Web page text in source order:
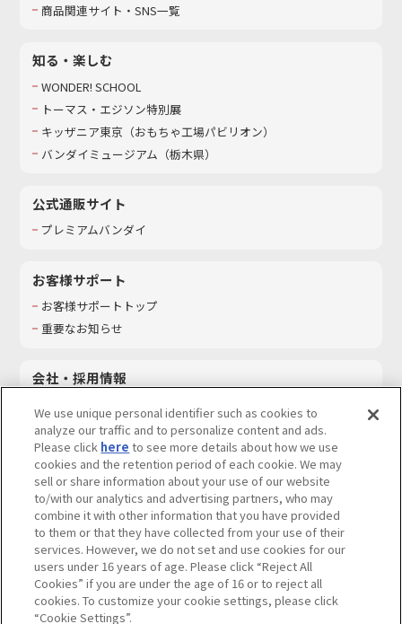
商品関連サイト・SNS一覧
知る・楽しむ
WONDER! SCHOOL
トーマス・エジソン特別展
キッザニア東京（おもちゃ工場パビリオン）​
バンダイミュージアム（栃木県）
公式通販サイト
プレミアムバンダイ
お客様サポート
お客様サポートトップ
重要なお知らせ
会社・採用情報
採用情報
サステナビリティ
お問い合わせ
ウェブサイトご利用条件 ソーシャルメディアポリシー
個人情報及び特定個人情報等の取り扱いに関する保護方針
Do Not Sell or Share My Personal Information著作権・商標について
We use unique personal identifier such as cookies to
analyze our traffic and to personalize content and ads.
Please click here to see more details about how we use
cookies and the retention period of each cookie. We may
sell or share information about your use of our website
to/with our analytics and advertising partners, who may
combine it with other information that you have provided
to them or that they have collected from your use of their
services. However, we do not set and use cookies for our
users under 16 years of age. Please click “Reject All
Cookies” if you are under the age of 16 or to reject all
cookies. To customize your cookie settings, please click
“Cookie Settings”.